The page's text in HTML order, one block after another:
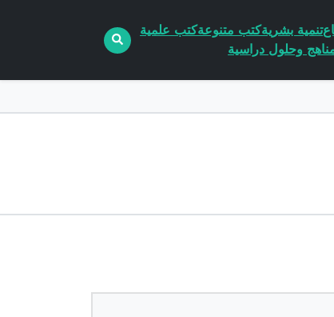
تنمية بشريةكتب متنوعةكتب علمية
وحلول دراسية